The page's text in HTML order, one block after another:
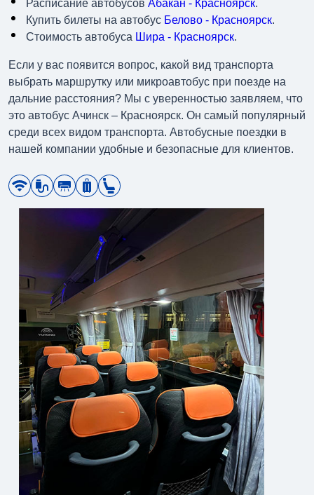
Расписание автобусов Абакан - Красноярск.
Купить билеты на автобус Белово - Красноярск.
Стоимость автобуса Шира - Красноярск.
Если у вас появится вопрос, какой вид транспорта
выбрать маршрутку или микроавтобус при поезде на
дальние расстояния? Мы с уверенностью заявляем, что
это автобус Ачинск – Красноярск. Он самый популярный
среди всех видом транспорта. Автобусные поездки в
нашей компании удобные и безопасные для клиентов.